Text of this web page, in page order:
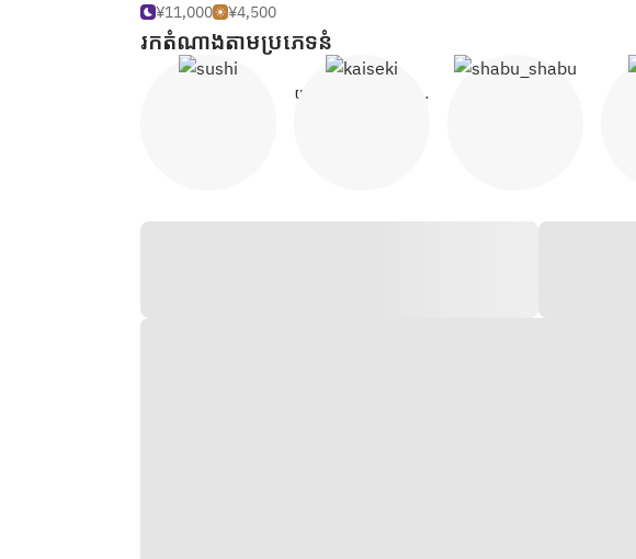
¥11,000
¥4,500
រក​តំណាង​តាម​ប្រភេទ​នំ
យកដើមចេកដើមកូឡា យីសេប